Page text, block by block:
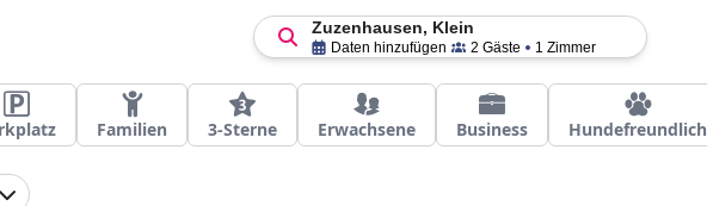
Zuzenhausen, Klein
Daten hinzufügen 2 Gäste 1 Zimmer
Familien 3-Sterne Erwachsene Business Hundefreundlich